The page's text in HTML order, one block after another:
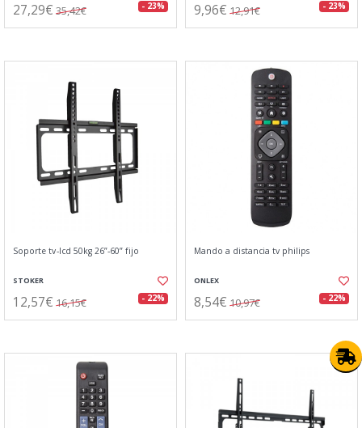
27,29€ 35,42€ - 23% 9,96€ 12,91€ - 23%
Soporte tv-lcd 50kg 26”-60” fijo
STOKER
12,57€ 16,15€ - 22%
Mando a distancia tv philips
ONLEX
8,54€ 10,97€ - 22%